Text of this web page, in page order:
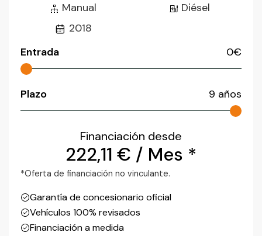
Manual
Diésel
2018
Entrada
0€
Plazo 9 años
Financiación desde
222,11 € / Mes *
*Oferta de financiación no vinculante.
Garantía de concesionario oficial
Vehículos 100% revisados
Financiación a medida